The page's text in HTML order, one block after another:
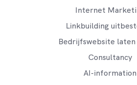
Internet
Linkbuilding
Bedrijfswebsite laten
Consultancy
AI-information